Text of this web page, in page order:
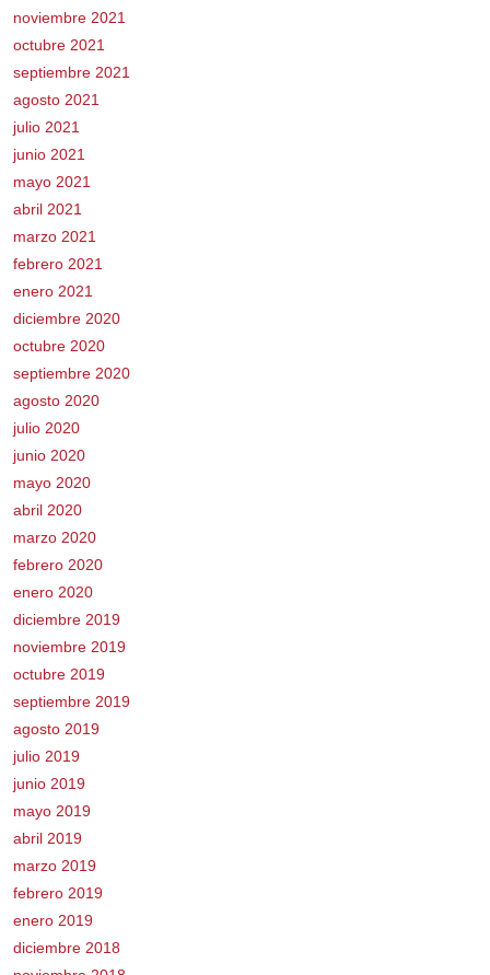
noviembre 2021
octubre 2021
septiembre 2021
agosto 2021
julio 2021
junio 2021
mayo 2021
abril 2021
marzo 2021
febrero 2021
enero 2021
diciembre 2020
octubre 2020
septiembre 2020
agosto 2020
julio 2020
junio 2020
mayo 2020
abril 2020
marzo 2020
febrero 2020
enero 2020
diciembre 2019
noviembre 2019
octubre 2019
septiembre 2019
agosto 2019
julio 2019
junio 2019
mayo 2019
abril 2019
marzo 2019
febrero 2019
enero 2019
diciembre 2018